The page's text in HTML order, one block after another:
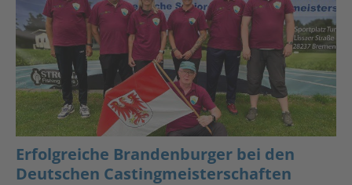
Erfolgreiche Brandenburger bei den
Deutschen Castingmeisterschaften